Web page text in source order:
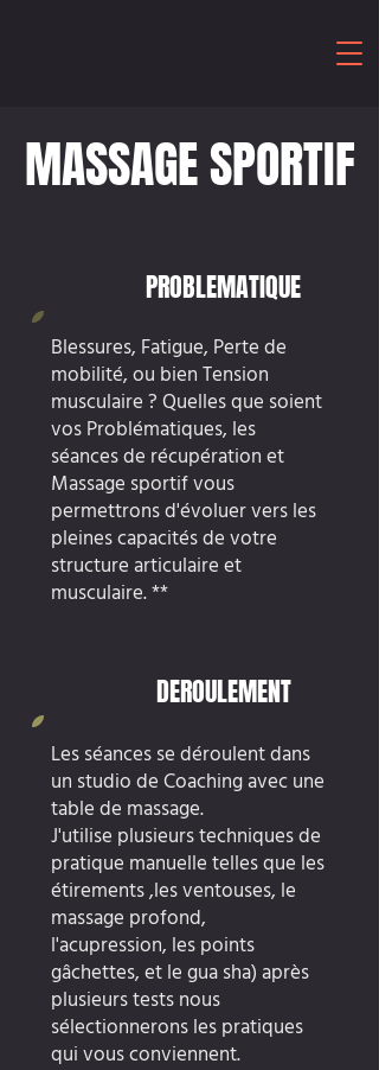
MASSAGE SPORTIF
PROBLEMATIQUE
Blessures, Fatigue, Perte de
mobilité, ou bien Tension
musculaire ? Quelles que soient
vos Problématiques, les
séances de récupération et
Massage sportif vous
permettrons d'évoluer vers les
pleines capacités de votre
structure articulaire et
musculaire. **
DEROULEMENT
Les séances se déroulent dans
un studio de Coaching avec une
table de massage.
J'utilise plusieurs techniques de
pratique manuelle telles que les
étirements ,les ventouses, le
massage profond,
l'acupression, les points
gâchettes, et le gua sha) après
plusieurs tests nous
sélectionnerons les pratiques
qui vous conviennent.